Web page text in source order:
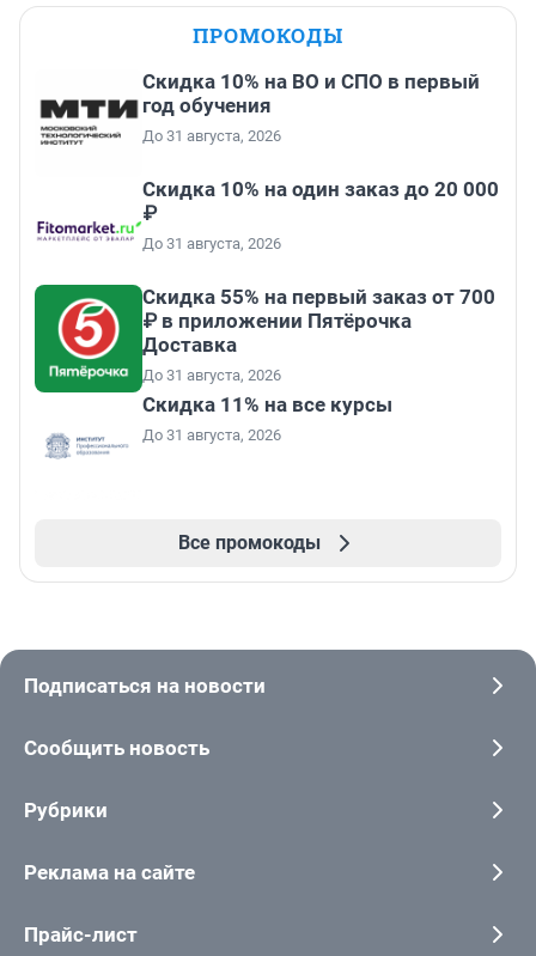
ПРОМОКОДЫ
Скидка 10% на ВО и СПО в первый
год обучения
До 31 августа, 2026
Скидка 10% на один заказ до 20 000
₽
До 31 августа, 2026
Скидка 55% на первый заказ от 700
₽ в приложении Пятёрочка
Доставка
До 31 августа, 2026
Скидка 11% на все курсы
До 31 августа, 2026
Все промокоды
Подписаться на новости
Сообщить новость
Рубрики
Реклама на сайте
Прайс-лист